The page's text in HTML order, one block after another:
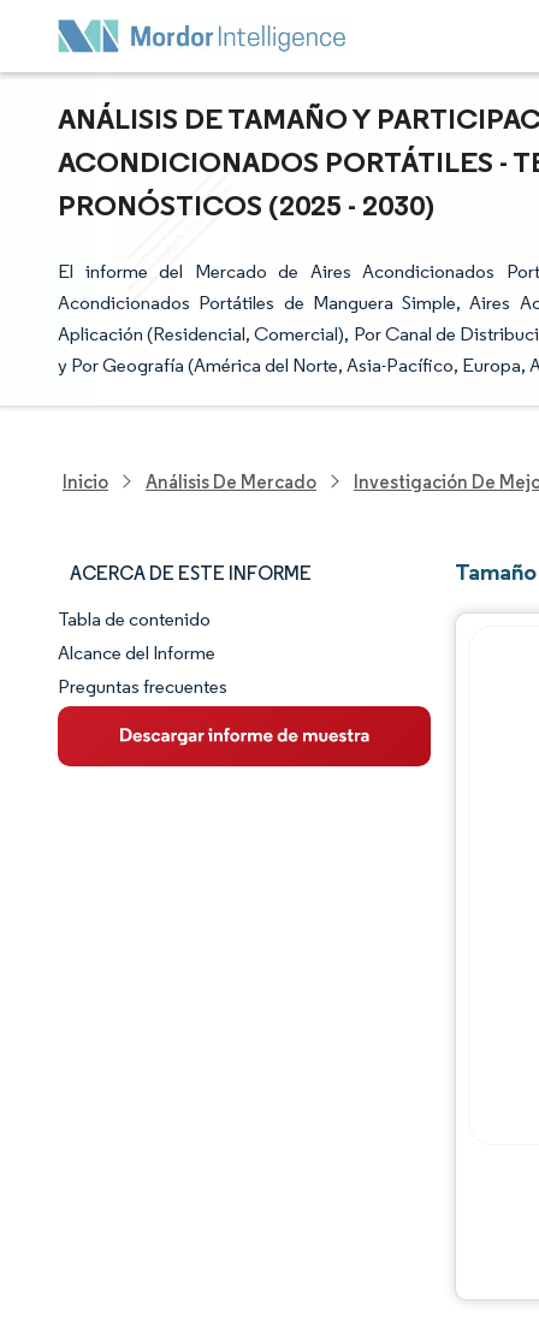
ANÁLISIS DE TAMAÑO Y
ACONDICIONADOS PORTÁTILES -
PRONÓSTICOS (2025 - 2030)
El informe del Mercado de Aires Acondicionados
Acondicionados Portátiles de Manguera Simple, Aires
Aplicación (Residencial, Comercial), Por Canal de
y Por Geografía (América del Norte, Asia-Pacífico, Europa,
Inicio Análisis De Mercado Investigación De
ACERCA DE ESTE INFORME
Panorama del Mercado
Visión General del Mercado
Tendencias Principales del Mercado
Tabla de contenido
Alcance del Informe
Preguntas frecuentes